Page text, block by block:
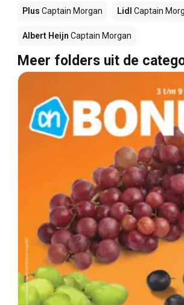
Plus Captain Morgan Lidl Captain
Albert Heijn Captain Morgan
Meer folders uit de